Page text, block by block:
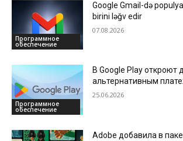
Программное
обеспечение
Google Gmail-də
birini ləğv edir
07.08.2026
Программное
обеспечение
В Google Play откроют
альтернативным
а также снизят
25.06.2026
Adobe добавила в